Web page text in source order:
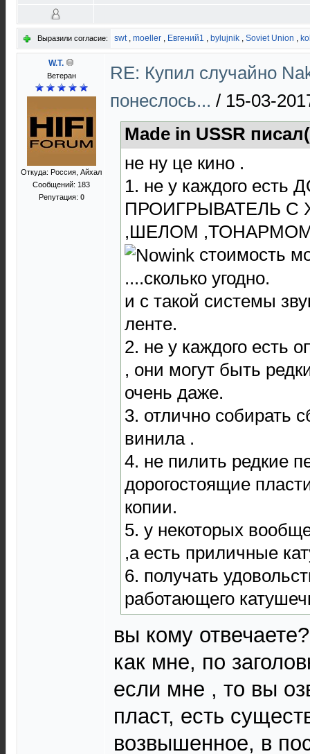
Выразили согласие: swt, moeller , Евгений1 , bylujnik , Soviet Union ,
W.T.
Ветеран
Откуда: Россия, Айхал
Сообщений: 183
Репутация: 0
RE: Купил случайно
понеслось... / 15-03-
Made in USSR
не ну це кино .
1. не у каждого
ПРОИГРЫВАТЕЛЬ
,ШЕЛОМ
стоимость
....сколько угодно.
и с такой системы
ленте.
2. не у каждого есть
, они могут быть
очень даже.
3. отлично собирать
винила .
4. не пилить редкие
дорогостоящие
копии.
5. у некоторых
,а есть приличные
6. получать
работающего
вы кому
как мне, по
если мне , то вы
пласт, есть
возвышенное, в